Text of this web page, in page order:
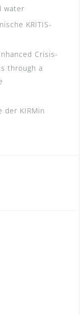
water
KRITIS-
Crisis-
through a
der KIRMin